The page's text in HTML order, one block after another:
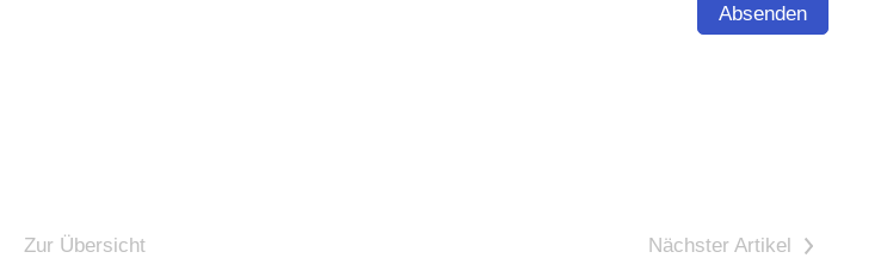
Absenden
Zur Übersicht >